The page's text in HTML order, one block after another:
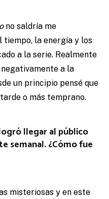
no saldría me
tiempo, la energía y los
a la serie. Realmente
a la
un principio pensé que
o más temprano.
llegar al público
semanal. ¿Cómo fue
misteriosas y en este